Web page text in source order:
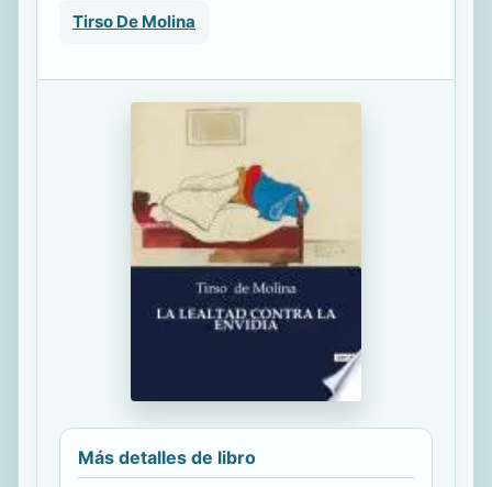
Tirso De Molina
Más detalles de libro